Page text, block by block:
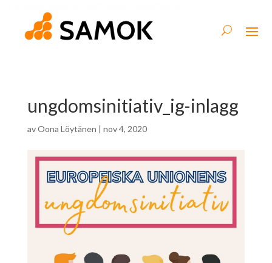
ungdomsinitiativ_ig-inlagg
avOona Löytänen | nov 4, 2020